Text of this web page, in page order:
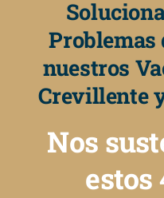
Problemas
nuestros
Crevillente
Nos
estos